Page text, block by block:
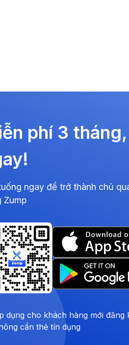
phí 3
ngay để trở thành chủ
Zump
dụng cho khách hàng mới đăng
cần thẻ tín dụng